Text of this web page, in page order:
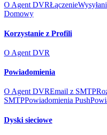
O Agent DVRŁączenie
Domowy
Korzystanie z Profili
O Agent DVR
Powiadomienia
O Agent DVREmail z SMTP
SMTPPowiadomienia Push
Dyski sieciowe